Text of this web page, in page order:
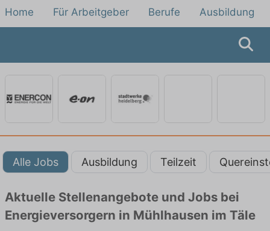
Home Für Arbeitgeber Berufe Ausbildung
Alle Jobs Ausbildung Teilzeit
Aktuelle Stellenangebote und Jobs bei
Energieversorgern in Mühlhausen im Täle